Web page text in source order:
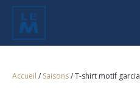
Accueil / Saisons/ T-shirt motif garcia